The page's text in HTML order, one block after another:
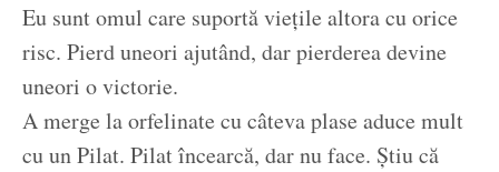
Eu sunt omul care suportă viețile altora cu orice
risc. Pierd uneori ajutând, dar pierderea devine
uneori o victorie.
A merge la orfelinate cu câteva plase aduce mult
cu un Pilat. Pilat încearcă, dar nu face. Știu că